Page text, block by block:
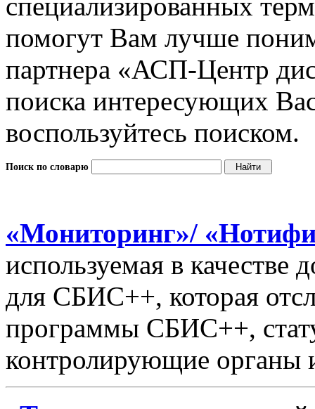
помогут Вам лучше
партнера «АСП-Центр
поиска интересующих
воспользуйтесь поиском.
Поиск по словарю
«Мониторинг»/
используемая в качестве
для СБИС++, которая
программы СБИС++,
контролирующие органы